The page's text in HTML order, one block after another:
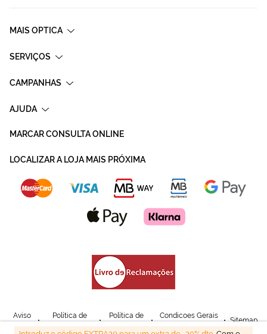
MAIS OPTICA
SERVIÇOS
CAMPANHAS
AJUDA
MARCAR CONSULTA ONLINE
LOCALIZAR A LOJA MAIS PRÓXIMA
Aviso
Legal
Política de
Privacidade
Política de
Cookies
Condicoes Gerais
de Venda
Sitemap